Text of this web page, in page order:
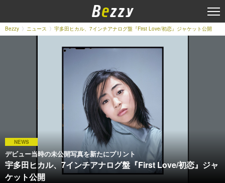
Bezzy ニュース 宇多田ヒカル、7インチアナログ盤『First Love/初恋』ジャケット公開
NEWS
デビュー当時の未公開写真を新たにプリント
宇多田ヒカル、7インチアナログ盤『First Love/初恋』ジャ
ケット公開